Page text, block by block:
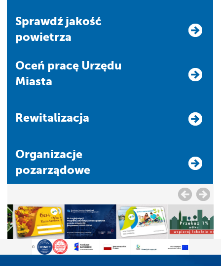
Sprawdź jakość
powietrza
Oceń pracę Urzędu
Miasta
Rewitalizacja
Organizacje
pozarządowe